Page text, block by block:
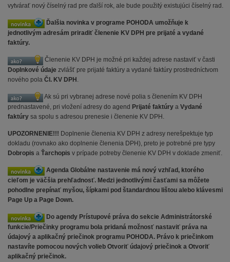
vytvárať nový číselný rad pre ďalší rok, ale bude použitý existujúci číselný rad.
Ďalšia novinka v programe POHODA umožňuje k
jednotlivým adresám priradiť členenie KV DPH pre prijaté a vydané
faktúry.
Členenie KV DPH je možné pri každej adrese nastaviť v časti
Doplnkové údaje zvlášť pre prijaté faktúry a vydané faktúry prostredníctvom
nového pola Čl. KV DPH .
Ak sú pri vybranej adrese nové polia s členením KV DPH
prednastavené, pri vložení adresy do agend Prijaté faktúry a Vydané
faktúry sa spolu s adresou prenesie i členenie KV DPH.
UPOZORNENIE!!! Doplnenie členenia KV DPH z adresy nerešpektuje typ
dokladu (rovnako ako doplnenie členenia DPH), preto je potrebné pre typy
Dobropis a Ťarchopis v prípade potreby členenie KV DPH v doklade zmeniť.
Agenda Globálne nastavenie má nový vzhľad, ktorého
cieľom je väčšia prehľadnosť. Medzi jednotlivými časťami sa môžete
pohodlne prepínať myšou, šípkami pod štandardnou lištou alebo klávesmi
Page Up a Page Down.
Do agendy Prístupové práva do sekcie Administrátorské
funkcie/Priečinky programu bola pridaná možnosť nastaviť práva na
údajový a aplikačný priečinok programu POHODA. Právo k priečinkom
nastavíte pomocou nových volieb Otvoriť údajový priečinok a Otvoriť
aplikačný priečinok.